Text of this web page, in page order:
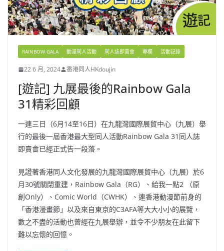
RAINBOW GALA 動漫同人活動 同人誌即賣會 專欄 活動記錄
22 6 月, 2024 香港同人HKdoujin
[遊記] 九展最後的Rainbow Gala
31精彩回顧
一連三日（6月14至16日）在九龍灣國際展貿中心（九展）舉
行的最後一屆香港最大型同人活動Rainbow Gala 31同人誌
即賣會已經正式告一段落。
見證著香港同人文化發展的九龍灣國際展貿中心（九展）於6
月30號關閉重建，Rainbow Gala（RG）、給我一點2 （原
創Only）、Comic World（CWHK）、連香港動漫節前身的
「香港漫畫節」以及來自東京的C3AFA等大大小小的展覽，
數之不盡的活動也曾經在九展舉辦，並令不少朋友在此留下
難以忘懷的回憶。